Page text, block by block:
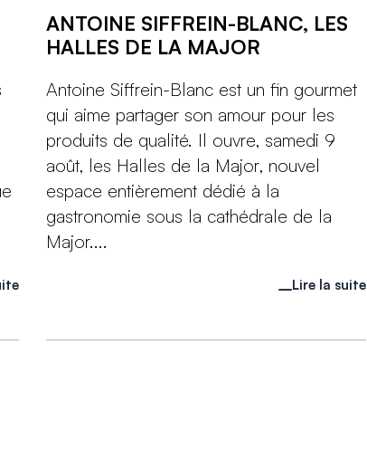
ANTOINE SIFFREIN-BLANC, LES
HALLES DE LA MAJOR
Antoine Siffrein-Blanc est un fin gourmet
qui aime partager son amour pour les
produits de qualité. Il ouvre, samedi 9
août, les Halles de la Major, nouvel
espace entièrement dédié à la
gastronomie sous la cathédrale de la
Major....
Lire la suite